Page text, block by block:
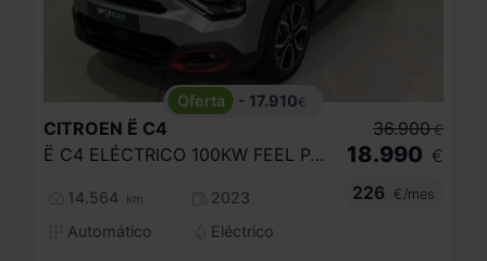
- 17.910€
CITROEN Ë C4
Ë C4 ELÉCTRICO 100KW FEEL PACK
14.564 km
2023
Automático
Eléctrico
36.900 €
18.990 €
226
€/mes